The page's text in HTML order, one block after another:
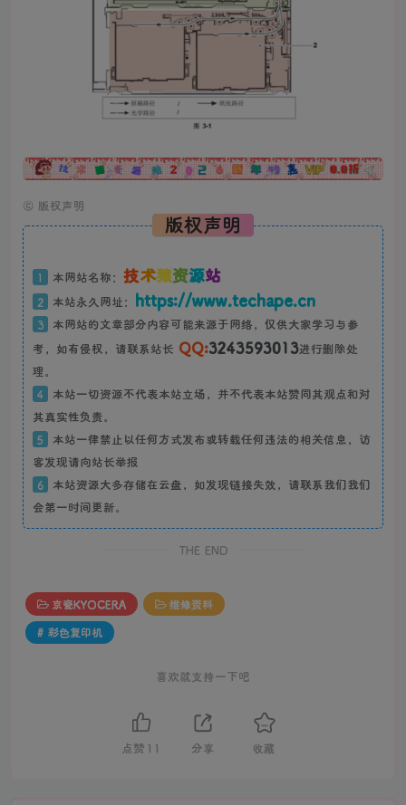
广告
© 版权声明
版权声明
1 本网站名称： 技术猿资源站
2 本站永久网址： https://www.techape.cn
3
本网站的文章部分内容可能来源于网络，仅供大家学习与参
考，如有侵权，请联系站长 QQ:3243593013进行删除处
理。
4
本站一切资源不代表本站立场，并不代表本站赞同其观点和对
其真实性负责。
5
本站一律禁止以任何方式发布或转载任何违法的相关信息，访
客发现请向站长举报
6
本站资源大多存储在云盘，如发现链接失效，请联系我们我们
会第一时间更新。
THE END
京瓷KYOCERA
维修资料
# 彩色复印机
喜欢就支持一下吧
点赞 11 分享 收藏